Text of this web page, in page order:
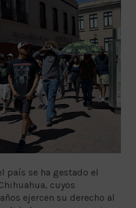
país se ha gestado el
cuyos
ejercen su derecho al